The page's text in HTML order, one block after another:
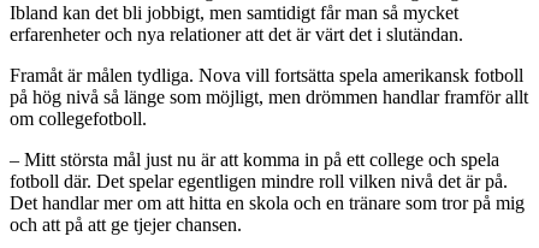
Ibland kan det bli jobbigt, men samtidigt får man så mycket
erfarenheter och nya relationer att det är värt det i slutändan.
Framåt är målen tydliga. Nova vill fortsätta spela amerikansk fotboll
på hög nivå så länge som möjligt, men drömmen handlar framför allt
om collegefotboll.
– Mitt största mål just nu är att komma in på ett college och spela
fotboll där. Det spelar egentligen mindre roll vilken nivå det är på.
Det handlar mer om att hitta en skola och en tränare som tror på mig
och att på att ge tjejer chansen.